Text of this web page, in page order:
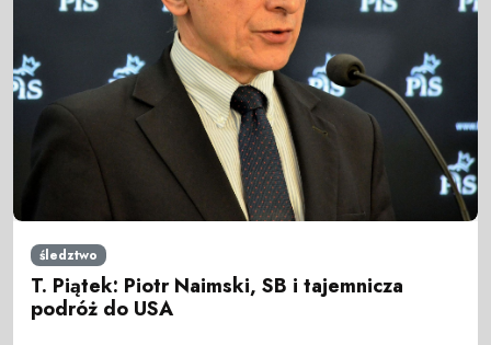
śledztwo
T. Piątek: Piotr Naimski, SB i tajemnicza
podróż do USA